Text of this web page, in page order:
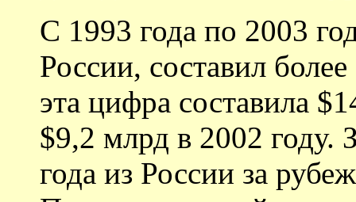
С 1993 года по 2003
России, составил
эта цифра составила
$9,2 млрд в 2002 году.
года из России за